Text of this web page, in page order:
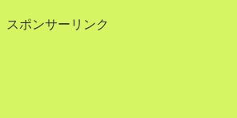
スポンサーリンク